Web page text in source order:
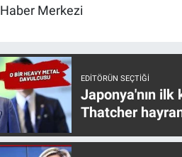
Haber Merkezi
EDITÖRÜN SEÇTIĞI
Japonya'nın ilk
Thatcher